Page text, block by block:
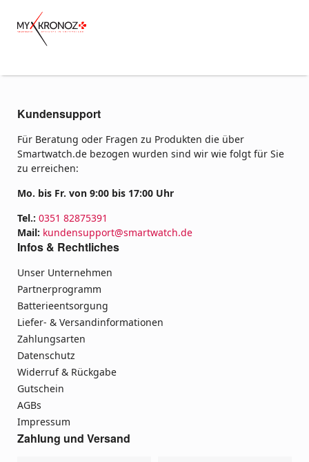
Kundensupport
Für Beratung oder Fragen zu Produkten die über
Smartwatch.de bezogen wurden sind wir wie folgt für Sie
zu erreichen:
Mo. bis Fr. von 9:00 bis 17:00 Uhr
Tel.: 0351 82875391
Mail: kundensupport@smartwatch.de
Infos & Rechtliches
Unser Unternehmen
Partnerprogramm
Batterieentsorgung
Liefer- & Versandinformationen
Zahlungsarten
Datenschutz
Widerruf & Rückgabe
Gutschein
AGBs
Impressum
Zahlung und Versand